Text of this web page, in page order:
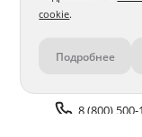
Контакты
8 (800) 500-
cookie.
Подробнее